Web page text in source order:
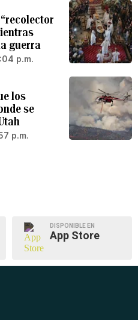
guerra
p.m.
los
se
p.m.
DISPONIBLE EN
App Store